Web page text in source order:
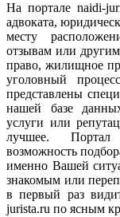
На портале naidi-
адвоката,
месту
отзывам или
право, жилищное
уголовный
представлены
нашей базе
услуги или
лучшее.
возможность
именно Вашей
знакомым или
в первый раз
jurista.ru по ясным